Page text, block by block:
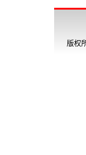
版权